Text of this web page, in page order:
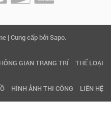
| Cung cấp bởi Sapo.
GIAN TRANG TRÍ THỂ LOẠI
HÌNH ẢNH THI CÔNG LIÊN HỆ